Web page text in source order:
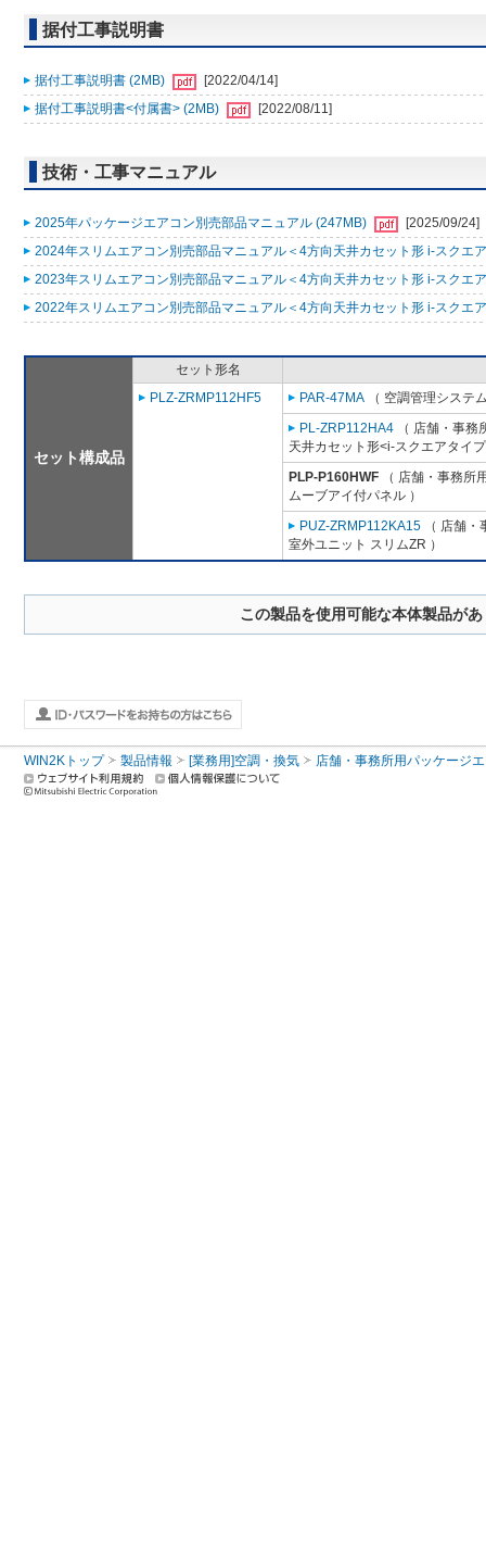
据付工事説明書
据付工事説明書 (2MB)
[2022/04/14]
据付工事説明書<付属書> (2MB)
[2022/08/11]
技術・工事マニュアル
2025年パッケージエアコン別売部品マニュアル (247MB)
[2025/09/24]
2024年スリムエアコン別売部品マニュアル＜4方向天井カセット形 i-スクエ
2023年スリムエアコン別売部品マニュアル＜4方向天井カセット形 i-スクエ
2022年スリムエアコン別売部品マニュアル＜4方向天井カセット形 i-スクエ
セット構成品
セット形名
PLZ-ZRMP112HF5
PAR-47MA （ 空調管理システ
PL-ZRP112HA4 （ 店舗・事務
天井カセット形<i-スクエアタイ
PLP-P160HWF （ 店舗・事務所
ムーブアイ付パネル ）
PUZ-ZRMP112KA15 （ 店舗
室外ユニット スリムZR ）
この製品を使用可能な本体製品が
WIN2Kトップ 製品情報 [業務用]空調・換気 店舗・事務所用パッケージ